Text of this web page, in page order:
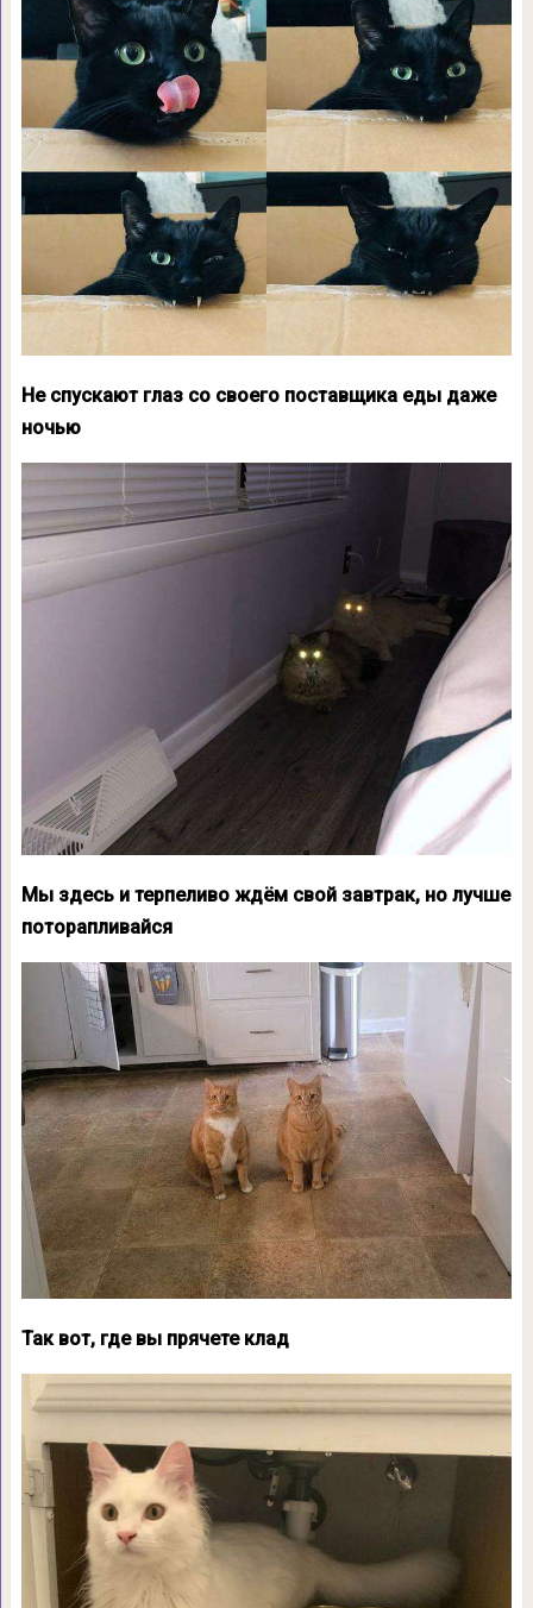
Не спускают глаз со своего поставщика еды даже
ночью
Мы здесь и терпеливо ждём свой завтрак, но лучше
поторапливайся
Так вот, где вы прячете клад